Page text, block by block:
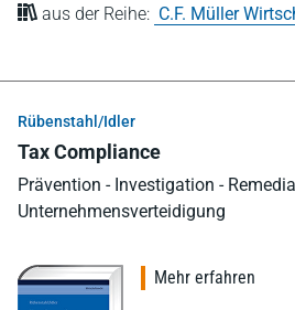
aus der Reihe: C.F. Müller
Rübenstahl/Idler
Tax Compliance
Prävention - Investigation -
Unternehmensverteidigung
Mehr erfahren